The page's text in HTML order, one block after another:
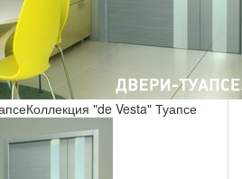
Коллекция "de Vesta" Туапсе